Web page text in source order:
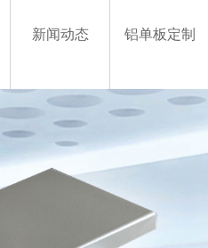
新闻动态 铝单板定制